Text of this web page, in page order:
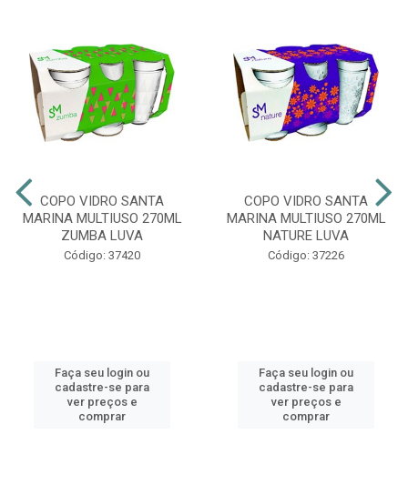
COPO VIDRO SANTA
MARINA MULTIUSO 270ML
ZUMBA LUVA
Código: 37420
Faça seu login ou
cadastre-se para
ver preços e
comprar
COPO VIDRO SANTA
MARINA MULTIUSO 270ML
NATURE LUVA
Código: 37226
Faça seu login ou
cadastre-se para
ver preços e
comprar